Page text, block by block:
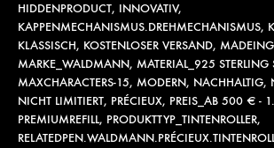
HIDDENPRODUCT, INNOVATIV,
KAPPENMECHANISMUS.DREHMECHANISMUS,
KLASSISCH, KOSTENLOSER VERSAND,
MARKE_WALDMANN, MATERIAL_925 STERLING
MAXCHARACTERS-15, MODERN, NACHHALTIG,
NICHT LIMITIERT, PRÉCIEUX, PREIS_AB 500 € -
PREMIUMREFILL, PRODUKTTYP_TINTENROLLER,